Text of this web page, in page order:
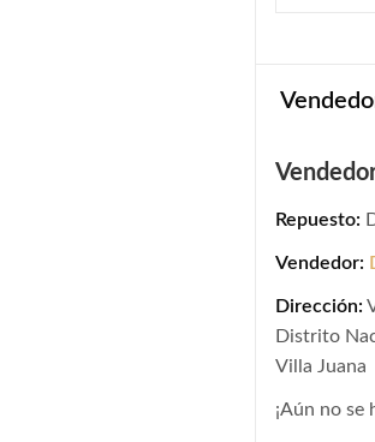
Repuesto:
Vendedor:
Dirección:
Distrito
Villa Juana
¡Aún no se